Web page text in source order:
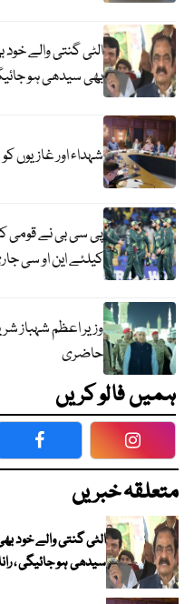
الٹی گنتی والے
بھی سیدھی ہو جائیگی
شہداء اور غازیوں
پی سی بی نے قومی
کیلئے این او سی
وزیر اعظم شہباز
حاضری
ہمیں فالو کریں
Facebook
متعلقہ خبریں
الٹی گنتی والے خود
سیدھی ہو جائیگی ، رانا